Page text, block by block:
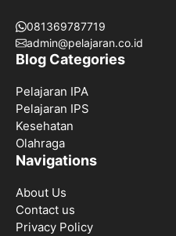
081369787719
admin@pelajaran.co.id
Blog Categories
Pelajaran IPA
Pelajaran IPS
Kesehatan
Olahraga
Navigations
About Us
Contact us
Privacy Policy